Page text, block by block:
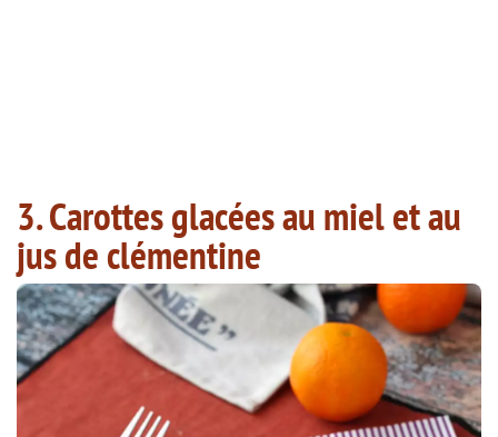
3. Carottes glacées au miel et au
jus de clémentine